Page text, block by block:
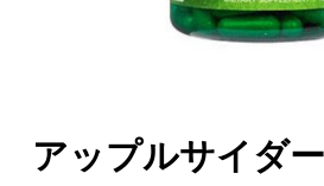
アップルサイダ